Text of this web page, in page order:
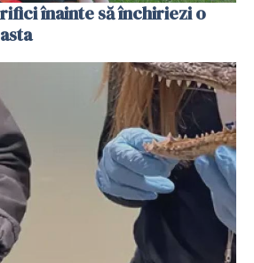
înainte să închiriezi o